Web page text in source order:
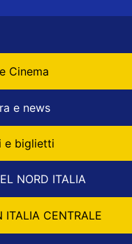
Cinema
e news
e biglietti
NORD ITALIA
IN ITALIA CENTRALE